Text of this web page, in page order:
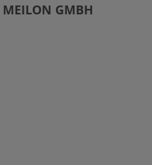
GMBH